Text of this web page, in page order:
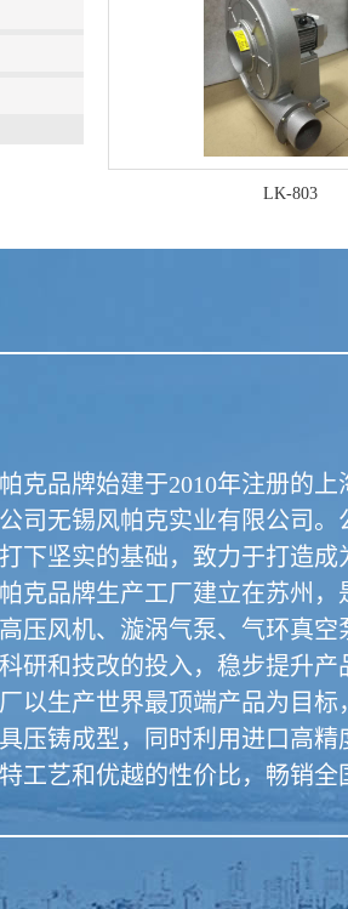
LK-803
品牌始建于2010年注册的上
司无锡风帕克实业有限公司
下坚实的基础，致力于打造
品牌生产工厂建立在苏州，
压风机、漩涡气泵、气环真
研和技改的投入，稳步提升
生产世界最顶端产品为目标
压铸成型，同时利用进口高
工艺和优越的性价比，畅销